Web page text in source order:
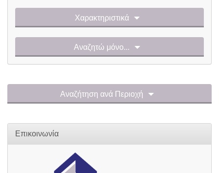
Χαρακτηριστικά
Αναζητώ μόνο...
Αναζήτηση ανά Περιοχή
Επικοινωνία